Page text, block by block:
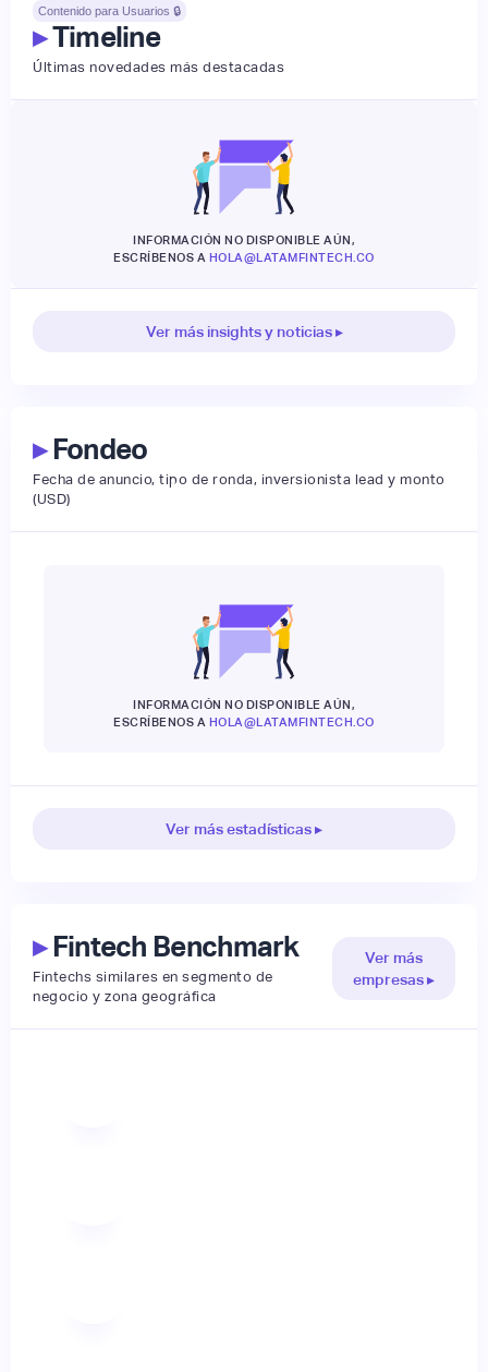
Contenido para Usuarios 🔒
▸Timeline
Últimas novedades más destacadas
INFORMACIÓN NO DISPONIBLE AÚN,
ESCRÍBENOS A HOLA@LATAMFINTECH.CO
Ver más insights y noticias ▸
▸Fondeo
Fecha de anuncio, tipo de ronda, inversionista lead y monto
(USD)
INFORMACIÓN NO DISPONIBLE AÚN,
ESCRÍBENOS A HOLA@LATAMFINTECH.CO
Ver más estadísticas ▸
▸Fintech Benchmark
Fintechs similares en segmento de
negocio y zona geográfica
Ver más
empresas ▸